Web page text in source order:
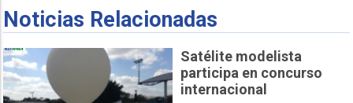
Noticias Relacionadas
Satélite modelista
participa en concurso
internacional